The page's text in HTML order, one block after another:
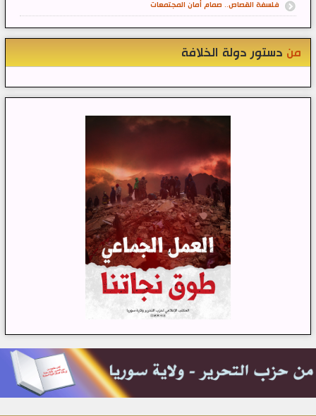
فلسفة القصاص.. صمام أمان المجتمعات
من دستور دولة الخلافة